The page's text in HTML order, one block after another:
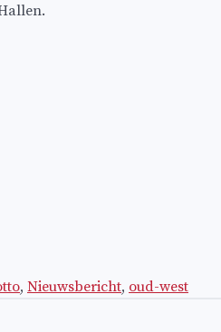
, Nieuwsbericht, oud-west